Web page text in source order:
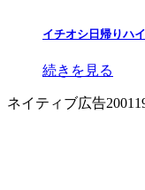
イチオシ日帰りハ
続きを見る
ネイティブ広告